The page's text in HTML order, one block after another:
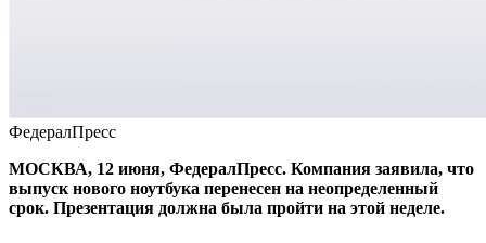
ФедералПресс
МОСКВА, 12 июня, ФедералПресс. Компания заявила, что
выпуск нового ноутбука перенесен на неопределенный
срок. Презентация должна была пройти на этой неделе.